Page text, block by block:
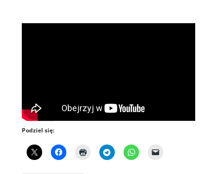
Podziel się: